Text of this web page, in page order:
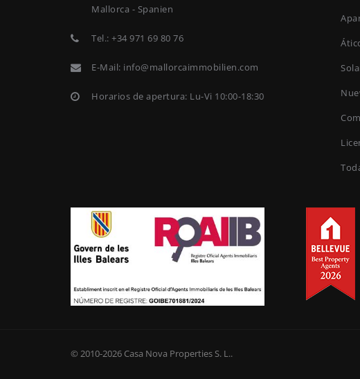
Mallorca - Spanien
Tel.: +34 971 69 80 76
E-Mail: info@mallorcaimmobilien.com
Horarios de apertura: Lu-Vi 10:00-18:30
© 2010-2026 Casa Nova Properties S. L..